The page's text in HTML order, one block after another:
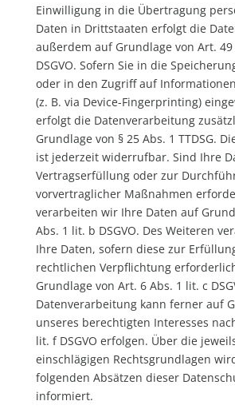
Einwilligung in die Übertragung
Daten in Drittstaaten erfolgt die
außerdem auf Grundlage von Art. 49
DSGVO. Sofern Sie in die
oder in den Zugriff auf
(z. B. via Device-Fingerprinting)
erfolgt die Datenverarbeitung
Grundlage von § 25 Abs. 1 TTDSG.
ist jederzeit widerrufbar. Sind Ihre
Vertragserfüllung oder zur
vorvertraglicher Maßnahmen
verarbeiten wir Ihre Daten auf
Abs. 1 lit. b DSGVO. Des Weiteren
Ihre Daten, sofern diese zur
rechtlichen Verpflichtung
Grundlage von Art. 6 Abs. 1 lit. c
Datenverarbeitung kann ferner auf
unseres berechtigten Interesses
lit. f DSGVO erfolgen. Über die
einschlägigen Rechtsgrundlagen
folgenden Absätzen dieser
informiert.